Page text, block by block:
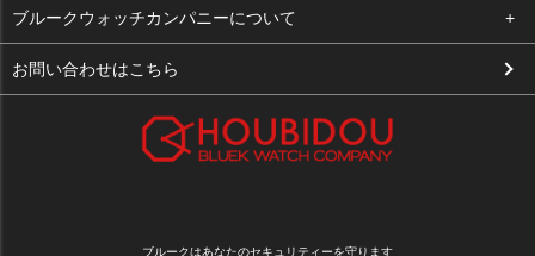
支払い・送料
お客様の声
ログイン
お気に入り
ブルークウォッチカンパニーについて
会社概要
お問い合わせはこちら
ブルークはあなたのセキュリティーを守ります